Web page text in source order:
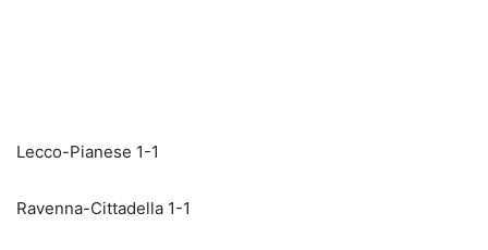
Lecco-Pianese 1-1
Ravenna-Cittadella 1-1